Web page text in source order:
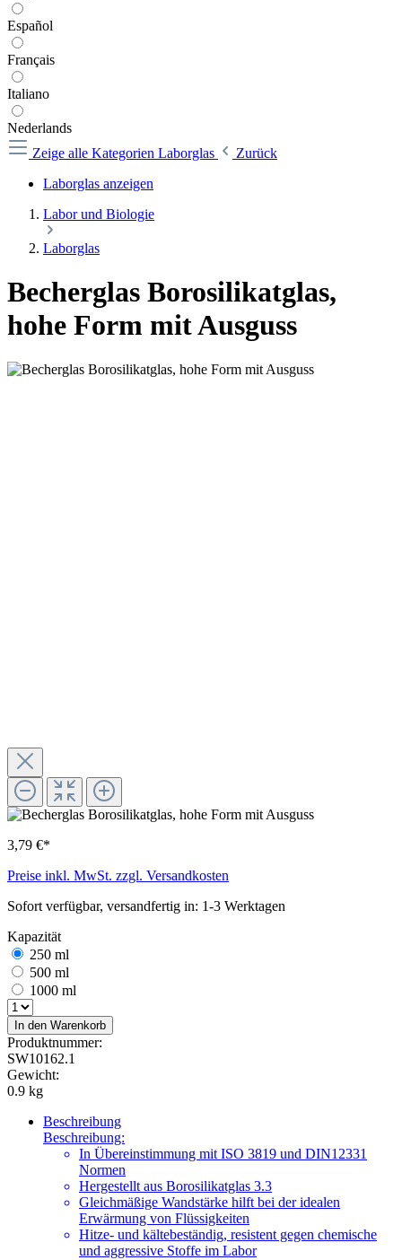
Español
Français
Italiano
Nederlands
Zeige alle Kategorien Laborglas
Zurück
Laborglas anzeigen
Labor und Biologie
Laborglas
Becherglas Borosilikatglas,
hohe Form mit Ausguss
3,79 €*
Preise inkl. MwSt. zzgl. Versandkosten
Sofort verfügbar, versandfertig in: 1-3 Werktagen
Kapazität
250 ml
500 ml
1000 ml
In den Warenkorb
Produktnummer:
SW10162.1
Gewicht:
0.9 kg
Beschreibung
Beschreibung:
In Übereinstimmung mit ISO 3819 und DIN12331
Normen
Hergestellt aus Borosilikatglas 3.3
Gleichmäßige Wandstärke hilft bei der idealen
Erwärmung von Flüssigkeiten
Hitze- und kältebeständig, resistent gegen chemische
und aggressive Stoffe im Labor